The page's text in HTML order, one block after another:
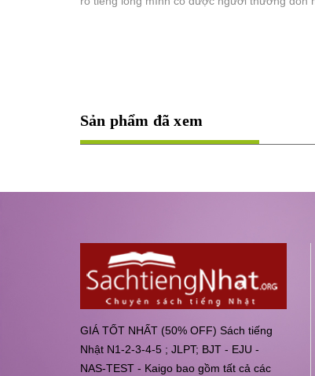
Sản phẩm đã xem
GIÁ TỐT NHẤT (50% OFF) Sách tiếng
Nhật N1-2-3-4-5 ; JLPT; BJT - EJU -
NAS-TEST - Kaigo bao gồm tất cả các